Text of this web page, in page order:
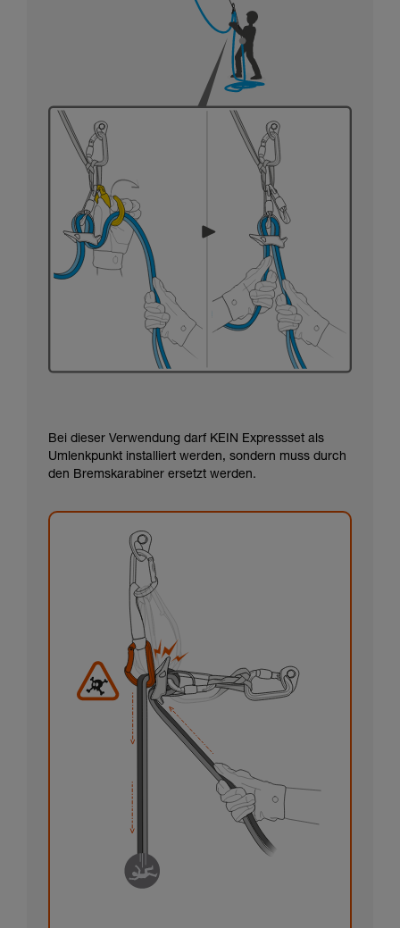
Bei dieser Verwendung darf KEIN Expressset als
Umlenkpunkt installiert werden, sondern muss durch
den Bremskarabiner ersetzt werden.